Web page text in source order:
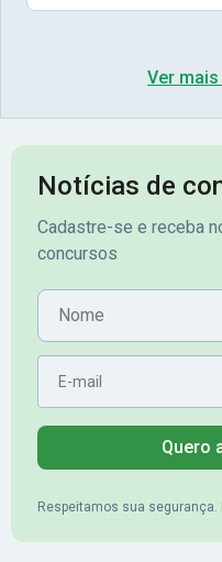
preparação completa,
abriu o concurso para
cidade, o Banrisul. Se
assinante premium e
mérito no concurso do
Banrisul.Charles Kelvin
Ver
Notícias de
Cadastre-se e receba
concursos
Nome
E-mail
Quero
Respeitamos sua segurança.